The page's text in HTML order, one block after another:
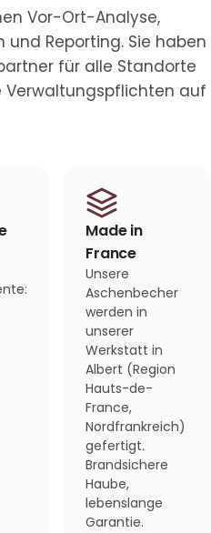
Vor-Ort-Analyse,
Reporting. Sie haben
für alle Standorte
Verwaltungspflichten auf
Made in
France
Unsere
Aschenbecher
werden in
unserer
Werkstatt in
Albert (Region
Hauts-de-
France,
Nordfrankreich)
gefertigt.
Brandsichere
Haube,
lebenslange
Garantie.